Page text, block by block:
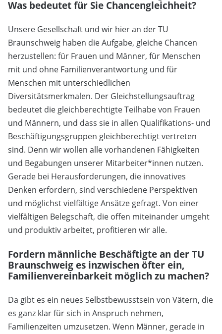
Was bedeutet für Sie Chancengleichheit?
Unsere Gesellschaft und wir hier an der TU
Braunschweig haben die Aufgabe, gleiche Chancen
herzustellen: für Frauen und Männer, für Menschen
mit und ohne Familienverantwortung und für
Menschen mit unterschiedlichen
Diversitätsmerkmalen. Der Gleichstellungsauftrag
bedeutet die gleichberechtigte Teilhabe von Frauen
und Männern, und dass sie in allen Qualifikations- und
Beschäftigungsgruppen gleichberechtigt vertreten
sind. Denn wir wollen alle vorhandenen Fähigkeiten
und Begabungen unserer Mitarbeiter*innen nutzen.
Gerade bei Herausforderungen, die innovatives
Denken erfordern, sind verschiedene Perspektiven
und möglichst vielfältige Ansätze gefragt. Von einer
vielfältigen Belegschaft, die offen miteinander umgeht
und produktiv arbeitet, profitieren wir alle.
Fordern männliche Beschäftigte an der TU
Braunschweig es inzwischen öfter ein,
Familienvereinbarkeit möglich zu machen?
Da gibt es ein neues Selbstbewusstsein von Vätern, die
es ganz klar für sich in Anspruch nehmen,
Familienzeiten umzusetzen. Wenn Männer, gerade in